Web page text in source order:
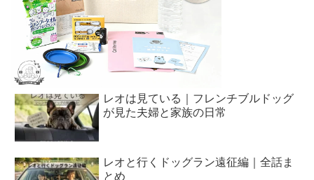
レオは見ている｜フレンチブルドッグ
が見た夫婦と家族の日常
レオと行くドッグラン遠征編｜全話ま
とめ